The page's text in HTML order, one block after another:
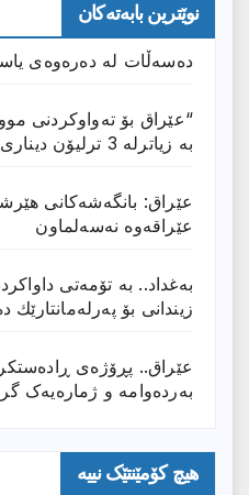
نوێترین بابەتەکان
دەسەڵات لە دەرەوەی
بە زیاترلە 3 ترلیۆن دیناری دیکە هەیە”
عێراق: بانگەشەكانی
عێراقەوە نەسەلماون
زیندانی بۆ پەرلەمانتارێك
عێراق.. پڕۆژەی
بەردەوامە و ژمارەیەک
هیچ کۆمێنتێک نییە